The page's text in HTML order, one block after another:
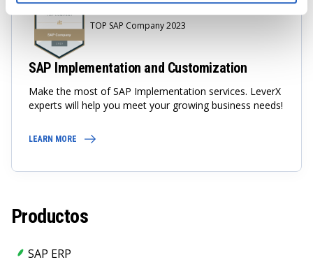
TOP SAP Company 2023
SAP Implementation and Customization
Make the most of SAP Implementation services. LeverX
experts will help you meet your growing business needs!
LEARN MORE
Productos
SAP ERP